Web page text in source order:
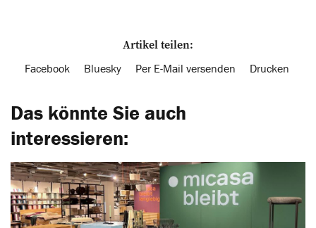
Artikel teilen:
Facebook Bluesky Per E-Mail versenden Drucken
Das könnte Sie auch
interessieren: